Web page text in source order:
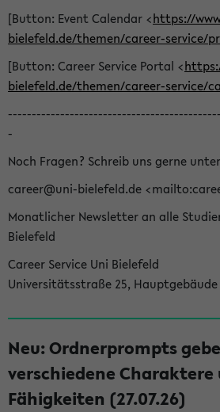
[Button: Event Calendar <https://
bielefeld.de/themen/career-service/
[Button: Career Service Portal <
bielefeld.de/themen/career-service/
-
Noch Fragen? Schreib uns gerne
career@uni-bielefeld.de
Monatlicher Newsletter an alle
Bielefeld
Career Service Uni Bielefeld
Universitätsstraße 25, Hauptgebäude
Neu: Ordnerprompts
verschiedene Charaktere
Fähigkeiten (27.07.26)